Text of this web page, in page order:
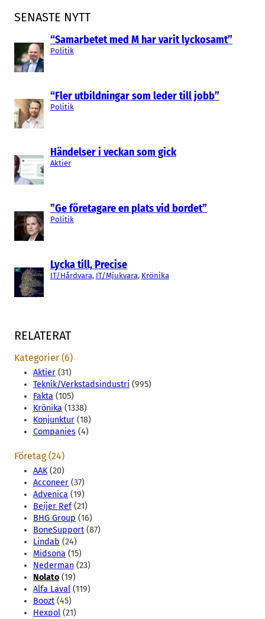
SENASTE NYTT
“Samarbetet med M har varit lyckosamt”
Politik
“Fler utbildningar som leder till jobb”
Politik
Händelser i veckan som gick
Aktier
”Ge företagare en plats vid bordet”
Politik
Lycka till, Precise
IT/Hårdvara, IT/Mjukvara, Krönika
RELATERAT
Kategorier (6)
Aktier (31)
Teknik/Verkstadsindustri (995)
Fakta (105)
Krönika (1338)
Konjunktur (18)
Companies (4)
Företag (24)
AAK(20)
Acconeer (37)
Advenica (19)
Beijer Ref(21)
BHG Group (16)
BoneSupport (87)
Lindab (24)
Midsona (15)
Nederman (23)
Nolato (19)
Alfa Laval (119)
Boozt (45)
Hexpol (21)